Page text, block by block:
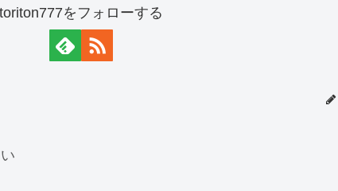
toriton777をフォローする